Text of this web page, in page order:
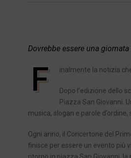
Dovrebbe essere una
F inalmente la notizia
Dopo l’edizione dello
Piazza San Giovanni.
musica, slogan e parole
Ogni anno, il Concertone del
finisce per essere un evento più